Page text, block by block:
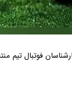
فوتبال تیم